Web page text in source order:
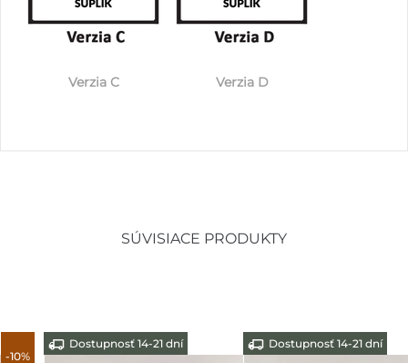
Verzia C Verzia D
SÚVISIACE PRODUKTY
Dostupnosť 14-21 dní
Dostupnosť ihneď
-10%